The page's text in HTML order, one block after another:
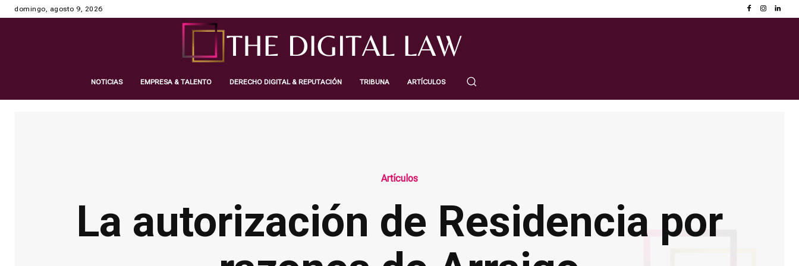
domingo, agosto 9, 2026
NOTICIAS EMPRESA & TALENTO DERECHO DIGITAL & REPUTACIÓN TRIBUNA ARTÍCULOS
Artículos
La autorización de Residencia por